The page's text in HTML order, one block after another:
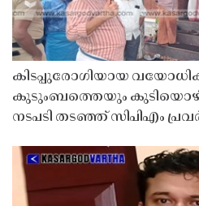
കിടപ്പുരോഗിയായ
കുടുംബത്തെയും
നടപടി തടഞ്ഞ് സിപിഎം